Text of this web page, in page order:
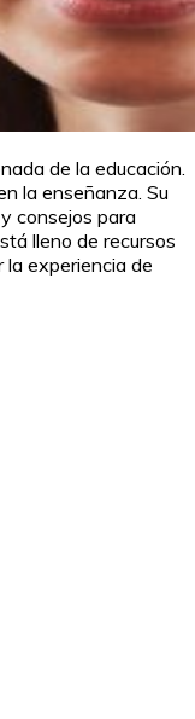
de la educación.
la enseñanza. Su
consejos para
lleno de recursos
experiencia de